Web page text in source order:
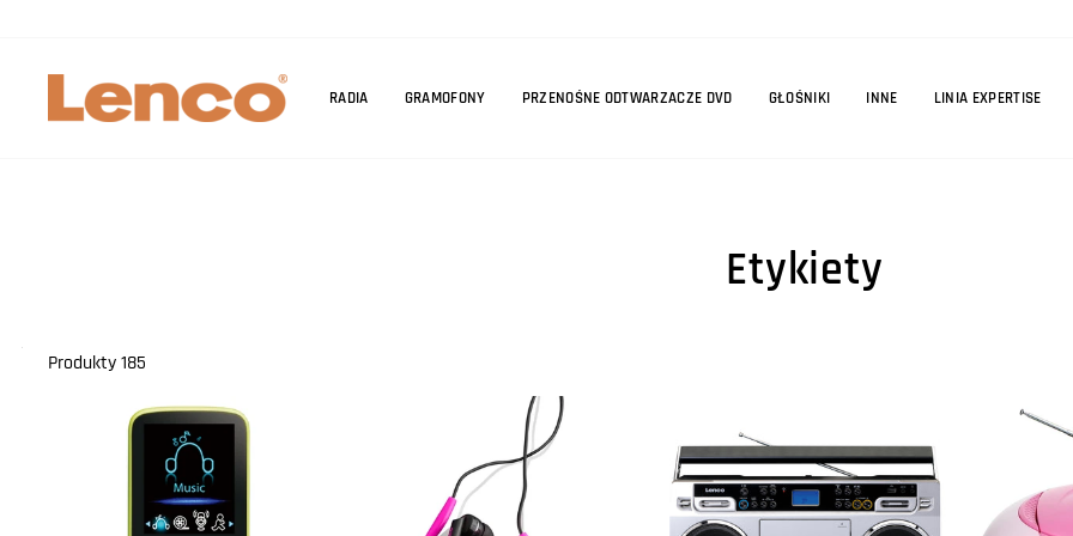
RADIA GRAMOFONY PRZENOŚNE ODTWARZACZE DVD GŁOŚNIKI INNE LINIA EXPERTISE
Etykiety
Produkty 185